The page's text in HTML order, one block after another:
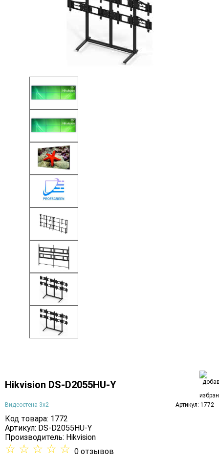
Hikvision DS-D2055HU-Y
Видеостена 3х2 Артикул: 1772
Код товара: 1772
Артикул: DS-D2055HU-Y
Производитель: Hikvision
☆ ☆ ☆ ☆ ☆ 0 отзывов